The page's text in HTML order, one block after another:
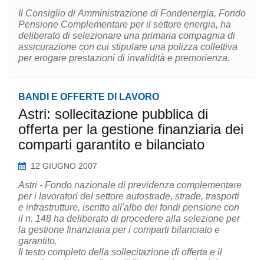
Il Consiglio di Amministrazione di Fondenergia, Fondo
Pensione Complementare per il settore energia, ha
deliberato di selezionare una primaria compagnia di
assicurazione con cui stipulare una polizza collettiva
per erogare prestazioni di invalidità e premorienza.
BANDI E OFFERTE DI LAVORO
Astri: sollecitazione pubblica di
offerta per la gestione finanziaria dei
comparti garantito e bilanciato
12 GIUGNO 2007
Astri - Fondo nazionale di previdenza complementare
per i lavoratori del settore autostrade, strade, trasporti
e infrastrutture, iscritto all'albo dei fondi pensione con
il n. 148 ha deliberato di procedere alla selezione per
la gestione finanziaria per i comparti bilanciato e
garantito.
Il testo completo della sollecitazione di offerta e il